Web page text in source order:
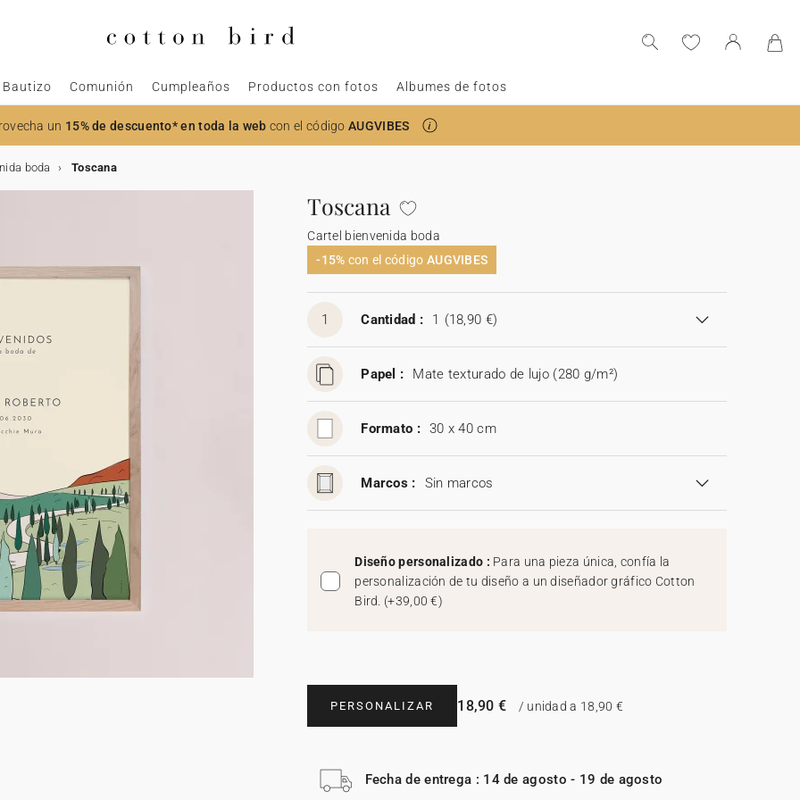
Bautizo Comunión Cumpleaños Productos con fotos Albumes de fotos
un 15% de descuento* en toda la web con el códigoAUGVIBES
boda Toscana
Toscana
Cartel bienvenida boda
-15% con el código AUGVIBES
1 Cantidad : 1 (18,90 €)
Papel : Mate texturado de lujo (280 g/m²)
Formato : 30 x 40 cm
Marcos : Sin marcos
Diseño personalizado : Para una pieza única, confía la
personalización de tu diseño a un diseñador gráfico Cotton
Bird. (+39,00 €)
PERSONALIZAR 18,90 € / unidad a 18,90 €
Fecha de entrega : 14 de agosto - 19 de agosto